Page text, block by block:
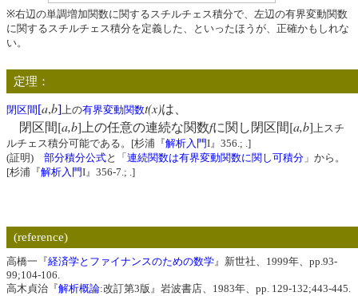
※右辺の単調増加関数に関するスチルチェス積分で、左辺の有界変動関数
に関するスチルチェス積分を定義した、といったほうが、正確かもしれな
い。
定理：
閉区間 [a,b] 上の有界変動関数t(x)は、
閉区間[a,b] 上の任意の連続な関数fに関し閉区間[a,b] 上スチ
ルチェス積分可能である。[杉浦『解析入門I』356.; .]
(証明) 部分積分公式と「 連続関数は有界変動関数に関し可積分 」から。
[杉浦『解析入門I』356-7.; .]
(reference)
高橋一『経済学とファイナンスのための数学』新世社、1999年、pp.93-
99;104-106.
高木貞治『解析概論:改訂第3版』岩波書店、1983年、pp. 129-132;443-445.